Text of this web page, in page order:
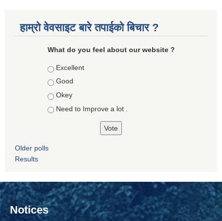
हाम्रो वेवसाइट बारे तपाईको बिचार ?
What do you feel about our website ?
Choices
Excellent
Good
Okey
Need to Improve a lot .
Older polls
Results
Notices